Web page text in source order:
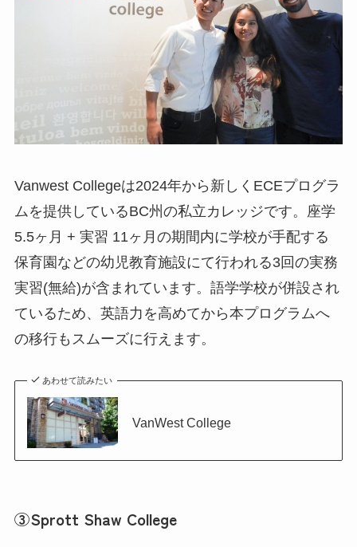
Vanwest Collegeは2024年から新しくECEプログラ
ムを提供しているBC州の私立カレッジです。座学
5.5ヶ月 + 実習 11ヶ月の期間内に学校が手配する
保育園などの幼児教育施設にて行われる3回の実務
実習(無給)が含まれています。語学学校が併設され
ているため、英語力を高めてから本プログラムへ
の移行もスムーズに行えます。
あわせて読みたい
VanWest College
③Sprott Shaw College